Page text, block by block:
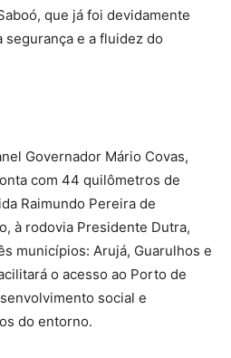
que já foi devidamente
segurança e a fluidez do
Governador Mário Covas,
com 44 quilômetros de
Raimundo Pereira de
à rodovia Presidente Dutra,
municípios: Arujá, Guarulhos e
o acesso ao Porto de
social e
do entorno.